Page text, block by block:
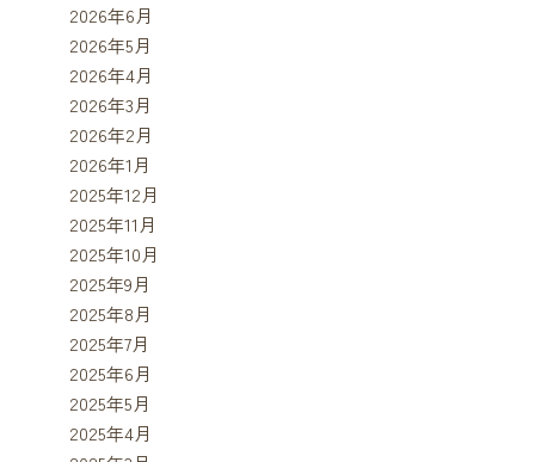
2026年6月
2026年5月
2026年4月
2026年3月
2026年2月
2026年1月
2025年12月
2025年11月
2025年10月
2025年9月
2025年8月
2025年7月
2025年6月
2025年5月
2025年4月